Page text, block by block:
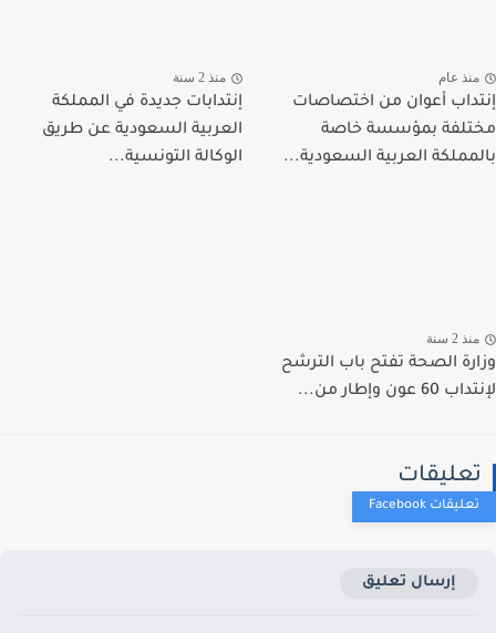
عام
أعوان من اختصاصات
بمؤسسة خاصة
العربية السعودية...
منذ 2 سنة
إنتدابات جديدة في المملكة
العربية السعودية عن طريق
الوكالة التونسية...
2 سنة
الصحة تفتح باب الترشح
عون وإطار من...
إرسال تعليق